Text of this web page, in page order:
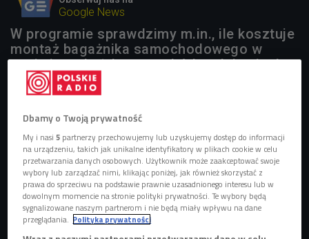
Google News
W programie sprawdzimy m.in., ile kosztuje
montaż bagażnika samochodowego w
aucie i czy każdy samochód nadaje się do
tego, by to zrobić.
Dbamy o Twoją prywatność
My i nasi5 partnerzy przechowujemy lub uzyskujemy dostęp do informacji
na urządzeniu, takich jak unikalne identyfikatory w plikach cookie w celu
przetwarzania danych osobowych. Użytkownik może zaakceptować swoje
wybory lub zarządzać nimi, klikając poniżej, jak również skorzystać z
prawa do sprzeciwu na podstawie prawnie uzasadnionego interesu lub w
dowolnym momencie na stronie polityki prywatności. Te wybory będą
sygnalizowane naszym partnerom i nie będą miały wpływu na dane
przeglądania. Polityka prywatności